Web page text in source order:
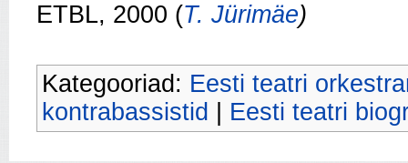
ETBL, 2000 (T. Jürimäe)
Kategooriad: Eesti teatri
kontrabassistid
Eesti teatri